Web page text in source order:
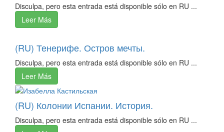
Disculpa, pero esta entrada está disponible sólo en RU ...
Leer Más
(RU) Тенерифе. Остров мечты.
Disculpa, pero esta entrada está disponible sólo en RU ...
Leer Más
(RU) Колонии Испании. История.
Disculpa, pero esta entrada está disponible sólo en RU ...